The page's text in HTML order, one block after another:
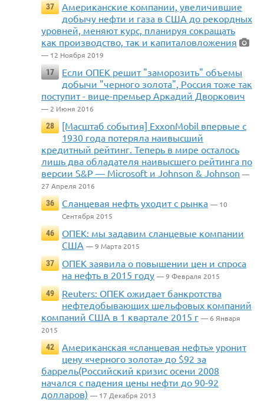
37
Американские компании, увеличившие
добычу нефти и газа в США до рекордных
уровней, меняют курс, планируя сокращать
как производство, так и капиталовложения
— 12 Ноября 2019
17
Если ОПЕК решит "заморозить" объемы
добычи "черного золота", Россия тоже так
поступит - вице-премьер Аркадий Дворкович
— 2 Июня 2016
28
[Масштаб события] ExxonMobil впервые с
1930 года потеряла наивысший
кредитный рейтинг. Теперь в мире осталось
лишь два обладателя наивысшего рейтинга по
версии S&P — Microsoft и Johnson & Johnson —
27 Апреля 2016
36
Сланцевая нефть уходит с рынка — 10
Сентября 2015
46
ОПЕК: мы задавим сланцевые компании
США — 9 Марта 2015
37
ОПЕК заявила о повышении цен и спроса
на нефть в 2015 году — 9 Февраля 2015
49
Reuters: ОПЕК ожидает банкротства
нефтедобывающих шельфовых компаний
компаний США в 1 квартале 2015 г — 6 Января
2015
42
Американская «сланцевая нефть» уронит
цену «черного золота» до $92 за
баррель(Российский кризис осени 2008
начался с падения цены нефти до 90-92
долларов) — 17 Декабря 2013